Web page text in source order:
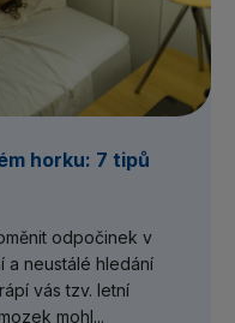
horku: 7 tipů
odpočinek v
neustálé hledání
vás tzv. letní
mohl...